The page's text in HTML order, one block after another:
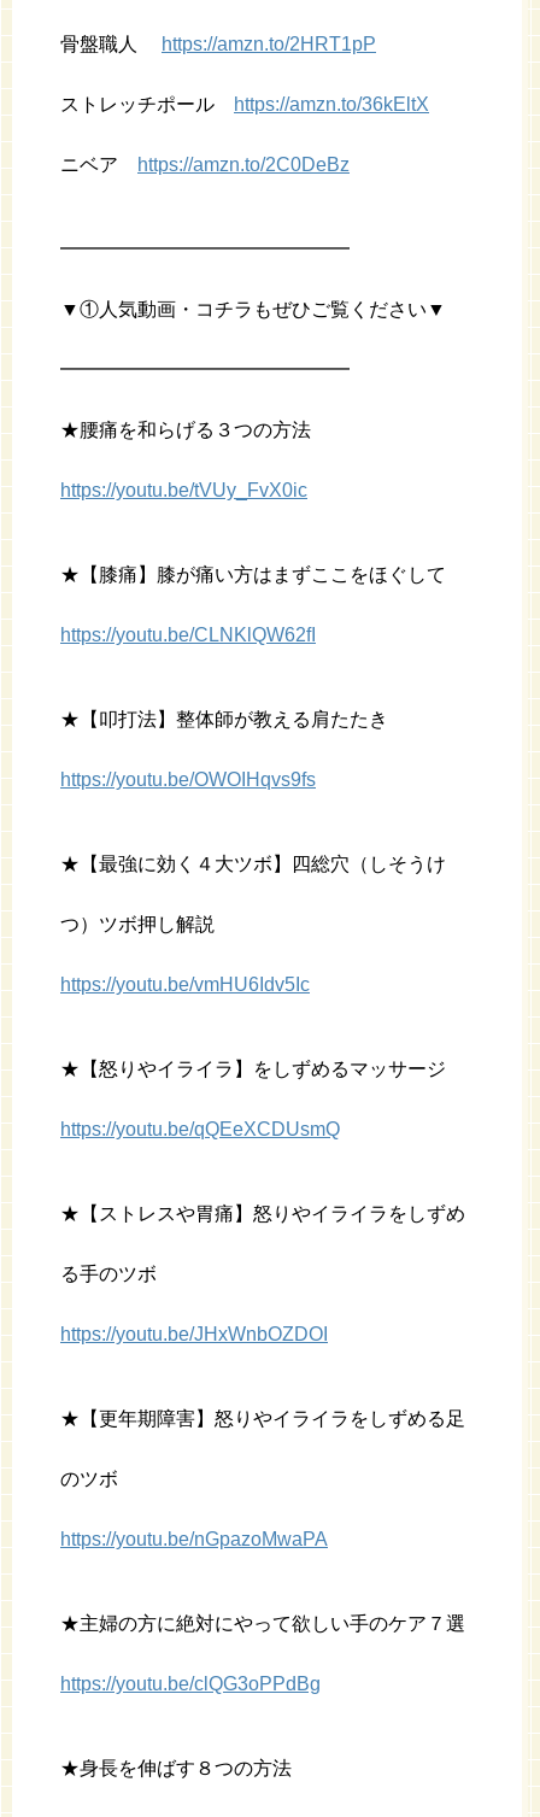
骨盤職人 https://amzn.to/2HRT1pP
ストレッチポール https://amzn.to/36kEltX
ニベア https://amzn.to/2C0DeBz
━━━━━━━━━━━━━━━
▼①人気動画・コチラもぜひご覧ください▼
━━━━━━━━━━━━━━━
★腰痛を和らげる３つの方法
https://youtu.be/tVUy_FvX0ic
★【膝痛】膝が痛い方はまずここをほぐして
https://youtu.be/CLNKlQW62fI
★【叩打法】整体師が教える肩たたき
https://youtu.be/OWOIHqvs9fs
★【最強に効く４大ツボ】四総穴（しそうけ
つ）ツボ押し解説
https://youtu.be/vmHU6Idv5Ic
★【怒りやイライラ】をしずめるマッサージ
https://youtu.be/qQEeXCDUsmQ
★【ストレスや胃痛】怒りやイライラをしずめ
る手のツボ
https://youtu.be/JHxWnbOZDOI
★【更年期障害】怒りやイライラをしずめる足
のツボ
https://youtu.be/nGpazoMwaPA
★主婦の方に絶対にやって欲しい手のケア７選
https://youtu.be/clQG3oPPdBg
★身長を伸ばす８つの方法